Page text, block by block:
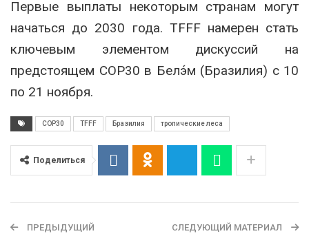
Первые выплаты некоторым странам могут
начаться до 2030 года. TFFF намерен стать
ключевым элементом дискуссий на
предстоящем COP30 в Белэ́м (Бразилия) с 10
по 21 ноября.
COP30 TFFF Бразилия тропические леса
Поделиться
ПРЕДЫДУЩИЙ
СЛЕДУЮЩИЙ МАТЕРИАЛ